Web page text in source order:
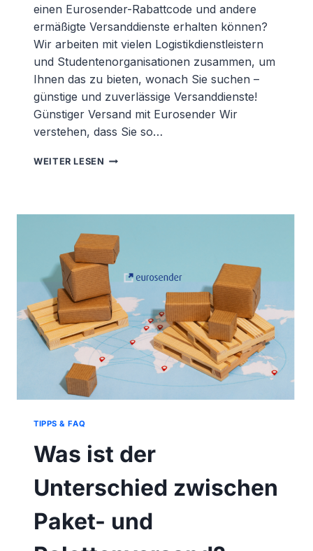
einen Eurosender-Rabattcode und andere
ermäßigte Versanddienste erhalten können?
Wir arbeiten mit vielen Logistikdienstleistern
und Studentenorganisationen zusammen, um
Ihnen das zu bieten, wonach Sie suchen –
günstige und zuverlässige Versanddienste!
Günstiger Versand mit Eurosender Wir
verstehen, dass Sie so…
WEITER LESEN EUROSENDER
ERHÄLT
DIESEN?
TIPPS & FAQ
Was ist der
Unterschied zwischen
Paket- und